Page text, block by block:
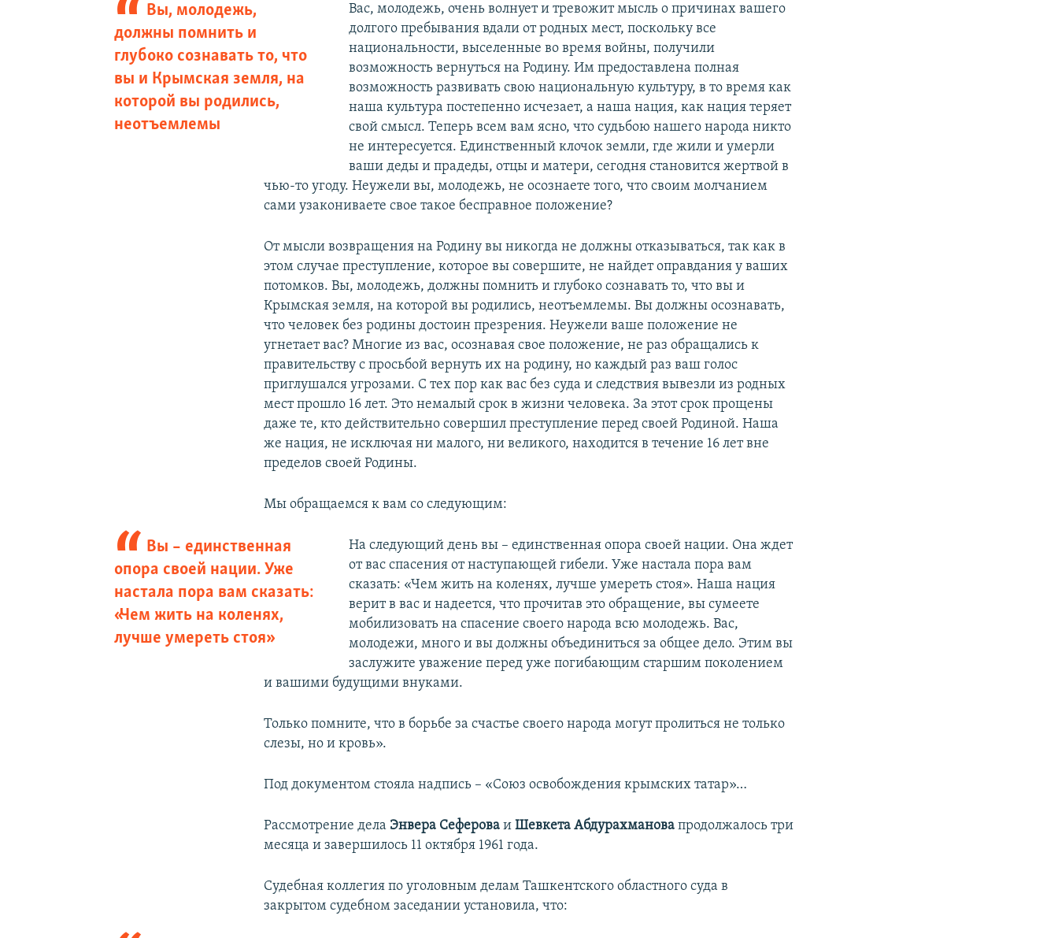
Вы, молодежь,
должны помнить и
глубоко сознавать то, что
вы и Крымская земля, на
которой вы родились,
неотъемлемы
Вас, молодежь, очень волнует и тревожит мысль о причинах вашего
долгого пребывания вдали от родных мест, поскольку все
национальности, выселенные во время войны, получили
возможность вернуться на Родину. Им предоставлена полная
возможность развивать свою национальную культуру, в то время как
наша культура постепенно исчезает, а наша нация, как нация теряет
свой смысл. Теперь всем вам ясно, что судьбою нашего народа никто
не интересуется. Единственный клочок земли, где жили и умерли
ваши деды и прадеды, отцы и матери, сегодня становится жертвой в
чью-то угоду. Неужели вы, молодежь, не осознаете того, что своим молчанием
сами узакониваете свое такое бесправное положение?
От мысли возвращения на Родину вы никогда не должны отказываться, так как в
этом случае преступление, которое вы совершите, не найдет оправдания у ваших
потомков. Вы, молодежь, должны помнить и глубоко сознавать то, что вы и
Крымская земля, на которой вы родились, неотъемлемы. Вы должны осознавать,
что человек без родины достоин презрения. Неужели ваше положение не
угнетает вас? Многие из вас, осознавая свое положение, не раз обращались к
правительству с просьбой вернуть их на родину, но каждый раз ваш голос
приглушался угрозами. С тех пор как вас без суда и следствия вывезли из родных
мест прошло 16 лет. Это немалый срок в жизни человека. За этот срок прощены
даже те, кто действительно совершил преступление перед своей Родиной. Наша
же нация, не исключая ни малого, ни великого, находится в течение 16 лет вне
пределов своей Родины.
Мы обращаемся к вам со следующим:
Вы – единственная
опора своей нации. Уже
настала пора вам сказать:
«Чем жить на коленях,
лучше умереть стоя»
На следующий день вы – единственная опора своей нации. Она ждет
от вас спасения от наступающей гибели. Уже настала пора вам
сказать: «Чем жить на коленях, лучше умереть стоя». Наша нация
верит в вас и надеется, что прочитав это обращение, вы сумеете
мобилизовать на спасение своего народа всю молодежь. Вас,
молодежи, много и вы должны объединиться за общее дело. Этим вы
заслужите уважение перед уже погибающим старшим поколением
и вашими будущими внуками.
Только помните, что в борьбе за счастье своего народа могут пролиться не только
слезы, но и кровь».
Под документом стояла надпись – «Союз освобождения крымских татар»…
Рассмотрение дела Энвера Сеферова иШевкета Абдурахманова продолжалось три
месяца и завершилось 11 октября 1961 года.
Судебная коллегия по уголовным делам Ташкентского областного суда в
закрытом судебном заседании установила, что: